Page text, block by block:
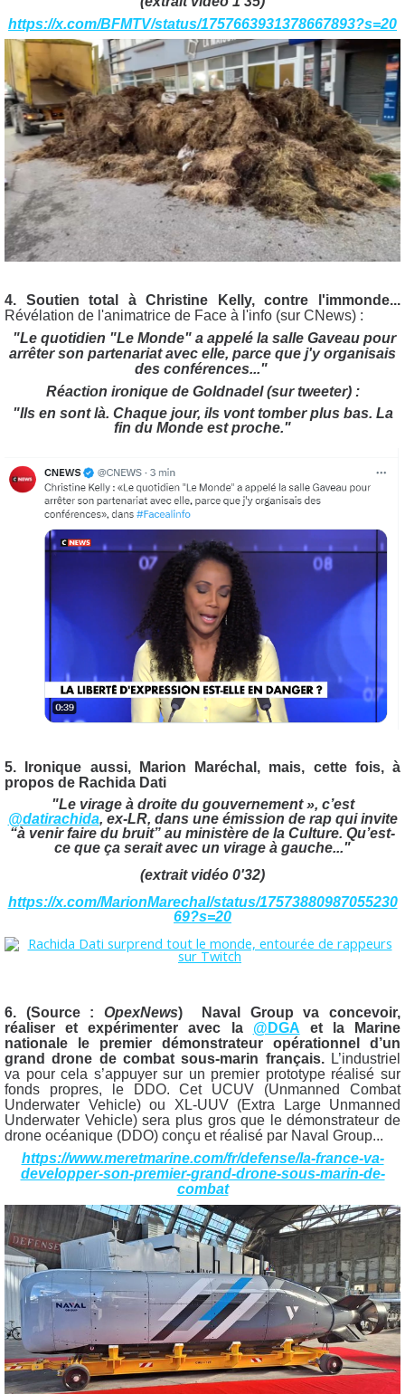
https://x.com/BFMTV/status/1757663931378667893?s=20
4. Soutien total à Christine Kelly, contre l'immonde...
Révélation de l'animatrice de Face à l'info (sur CNews) :
"Le quotidien "Le Monde" a appelé la salle Gaveau pour
arrêter son partenariat avec elle, parce que j'y organisais
des conférences..."
Réaction ironique de Goldnadel (sur tweeter) :
"Ils en sont là. Chaque jour, ils vont tomber plus bas. La
fin du Monde est proche."
5. Ironique aussi, Marion Maréchal, mais, cette fois, à
propos de Rachida Dati
"Le virage à droite du gouvernement », c’est
@datirachida, ex-LR, dans une émission de rap qui invite
“à venir faire du bruit” au ministère de la Culture. Qu’est-
ce que ça serait avec un virage à gauche..."
(extrait vidéo 0'32)
https://x.com/MarionMarechal/status/17573880987055230
69?s=20
6. (Source : OpexNews)
Naval Group va concevoir,
réaliser et expérimenter avec la @DGA et la Marine
nationale le premier démonstrateur opérationnel d’un
grand drone de combat sous-marin français. L’industriel
va pour cela s’appuyer sur un premier prototype réalisé sur
fonds propres, le DDO. Cet UCUV (Unmanned Combat
Underwater Vehicle) ou XL-UUV (Extra Large Unmanned
Underwater Vehicle) sera plus gros que le démonstrateur de
drone océanique (DDO) conçu et réalisé par Naval Group...
https://www.meretmarine.com/fr/defense/la-france-va-
developper-son-premier-grand-drone-sous-marin-de-
combat